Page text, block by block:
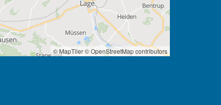
© MapTiler© OpenStreetMap contributors